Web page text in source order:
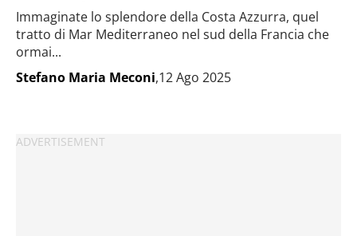
Immaginate lo splendore della Costa Azzurra, quel
tratto di Mar Mediterraneo nel sud della Francia che
ormai...
Stefano Maria Meconi,12 Ago 2025